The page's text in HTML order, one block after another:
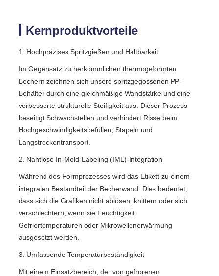
Kernproduktvorteile
1. Hochpräzises Spritzgießen und Haltbarkeit
Im Gegensatz zu herkömmlichen thermogeformten
Bechern zeichnen sich unsere spritzgegossenen PP-
Behälter durch eine gleichmäßige Wandstärke und eine
verbesserte strukturelle Steifigkeit aus. Dieser Prozess
beseitigt Schwachstellen und verhindert Risse beim
Hochgeschwindigkeitsbefüllen, Stapeln und
Langstreckentransport.
2. Nahtlose In-Mold-Labeling (IML)-Integration
Während des Formprozesses wird das Etikett zu einem
integralen Bestandteil der Becherwand. Dies bedeutet,
dass sich die Grafiken nicht ablösen, knittern oder sich
verschlechtern, wenn sie Feuchtigkeit,
Gefriertemperaturen oder Mikrowellenerwärmung
ausgesetzt werden.
3. Umfassende Temperaturbeständigkeit
Mit einem Einsatzbereich, der von gefrorenen